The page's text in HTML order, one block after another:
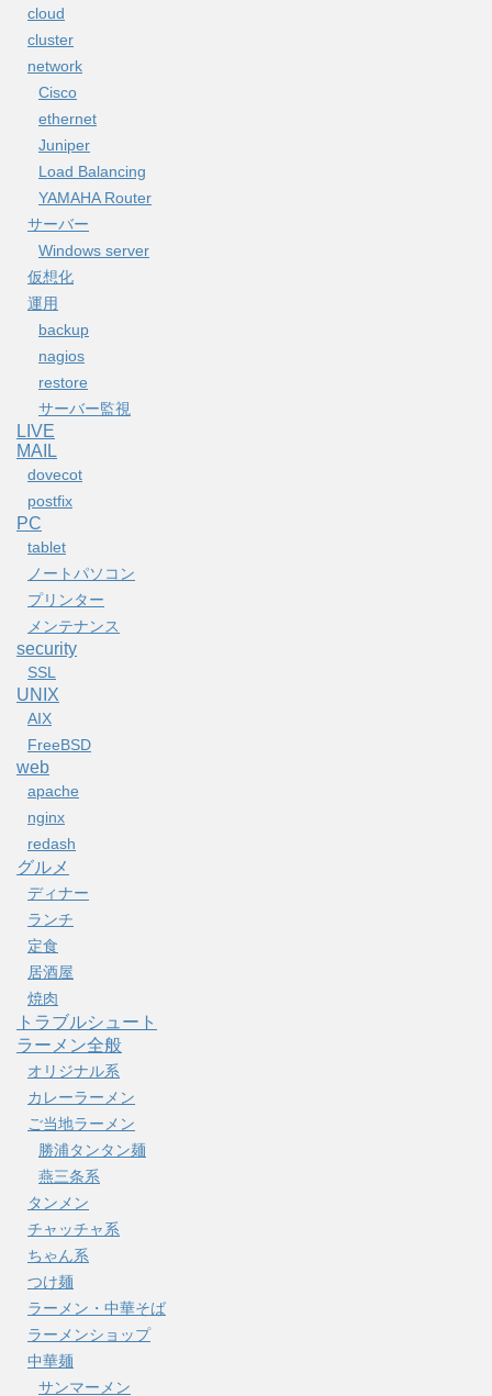
cloud
cluster
network
Cisco
ethernet
Juniper
Load Balancing
YAMAHA Router
サーバー
Windows server
仮想化
運用
backup
nagios
restore
サーバー監視
LIVE
MAIL
dovecot
postfix
PC
tablet
ノートパソコン
プリンター
メンテナンス
security
SSL
UNIX
AIX
FreeBSD
web
apache
nginx
redash
グルメ
ディナー
ランチ
定食
居酒屋
焼肉
トラブルシュート
ラーメン全般
オリジナル系
カレーラーメン
ご当地ラーメン
勝浦タンタン麺
燕三条系
タンメン
チャッチャ系
ちゃん系
つけ麺
ラーメン・中華そば
ラーメンショップ
中華麺
サンマーメン